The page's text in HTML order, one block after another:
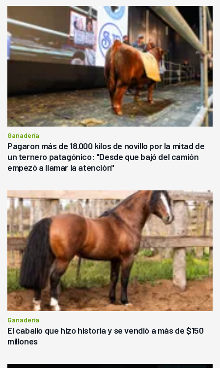
Ganadería
Pagaron más de 18.000 kilos de novillo por la mitad de
un ternero patagónico: "Desde que bajó del camión
empezó a llamar la atención"
Ganadería
El caballo que hizo historia y se vendió a más de $150
millones